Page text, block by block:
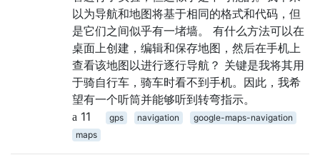
以为导航和地图将基于相同的格式和代码，但
是它们之间似乎有一堵墙。 有什么方法可以在
桌面上创建，编辑和保存地图，然后在手机上
查看该地图以进行逐行导航？ 关键是我将其用
于骑自行车，骑车时看不到手机。因此，我希
望有一个听筒并能够听到转弯指示。
11
gps navigation
google-maps-navigation
maps